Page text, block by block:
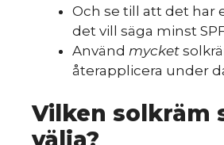
Och se till att det har
det vill säga minst
Använd mycket
återapplicera under
Vilken solkräm
välja?